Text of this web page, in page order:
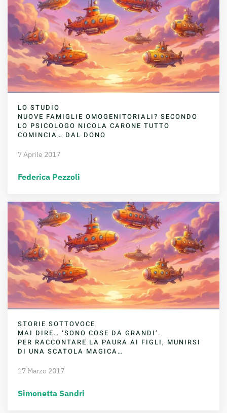
LO STUDIO
NUOVE FAMIGLIE OMOGENITORIALI? SECONDO
LO PSICOLOGO NICOLA CARONE TUTTO
COMINCIA… DAL DONO
7 Aprile 2017
Federica Pezzoli
STORIE SOTTOVOCE
MAI DIRE… ‘SONO COSE DA GRANDI’.
PER RACCONTARE LA PAURA AI FIGLI, MUNIRSI
DI UNA SCATOLA MAGICA…
17 Marzo 2017
Simonetta Sandri